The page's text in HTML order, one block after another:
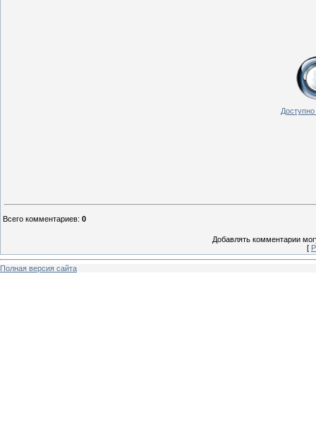
Всего комментариев: 0
Добавлять комментарии
[
Полная версия сайта